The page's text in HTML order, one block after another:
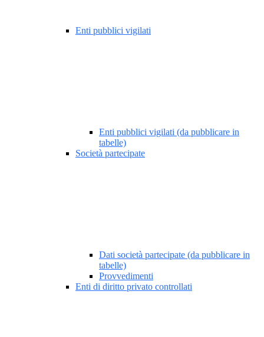
Enti pubblici vigilati
Enti pubblici vigilati (da pubblicare in
tabelle)
Società partecipate
Dati società partecipate (da pubblicare in
tabelle)
Provvedimenti
Enti di diritto privato controllati